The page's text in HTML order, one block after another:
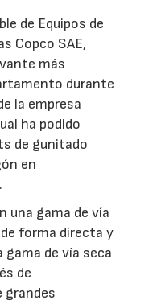
de Equipos de
Copco SAE,
más
durante
la empresa
ha podido
de gunitado
en
una gama de vía
forma directa y
gama de vía seca
de
grandes